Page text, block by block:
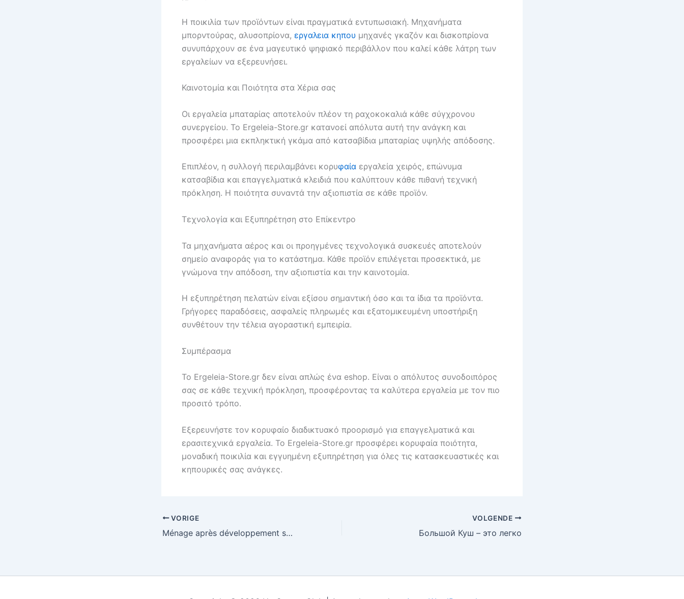
Η ποικιλία των προϊόντων είναι πραγματικά εντυπωσιακή. Μηχανήματα
μπορντούρας, αλυσοπρίονα, εργαλεια κηπου μηχανές γκαζόν και δισκοπρίονα
συνυπάρχουν σε ένα μαγευτικό ψηφιακό περιβάλλον που καλεί κάθε λάτρη των
εργαλείων να εξερευνήσει.
Καινοτομία και Ποιότητα στα Χέρια σας
Οι εργαλεία μπαταρίας αποτελούν πλέον τη ραχοκοκαλιά κάθε σύγχρονου
συνεργείου. Το Ergeleia-Store.gr κατανοεί απόλυτα αυτή την ανάγκη και
προσφέρει μια εκπληκτική γκάμα από κατσαβίδια μπαταρίας υψηλής απόδοσης.
Επιπλέον, η συλλογή περιλαμβάνει κορυφαία εργαλεία χειρός, επώνυμα
κατσαβίδια και επαγγελματικά κλειδιά που καλύπτουν κάθε πιθανή τεχνική
πρόκληση. Η ποιότητα συναντά την αξιοπιστία σε κάθε προϊόν.
Τεχνολογία και Εξυπηρέτηση στο Επίκεντρο
Τα μηχανήματα αέρος και οι προηγμένες τεχνολογικά συσκευές αποτελούν
σημείο αναφοράς για το κατάστημα. Κάθε προϊόν επιλέγεται προσεκτικά, με
γνώμονα την απόδοση, την αξιοπιστία και την καινοτομία.
Η εξυπηρέτηση πελατών είναι εξίσου σημαντική όσο και τα ίδια τα προϊόντα.
Γρήγορες παραδόσεις, ασφαλείς πληρωμές και εξατομικευμένη υποστήριξη
συνθέτουν την τέλεια αγοραστική εμπειρία.
Συμπέρασμα
Το Ergeleia-Store.gr δεν είναι απλώς ένα eshop. Είναι ο απόλυτος συνοδοιπόρος
σας σε κάθε τεχνική πρόκληση, προσφέροντας τα καλύτερα εργαλεία με τον πιο
προσιτό τρόπο.
Εξερευνήστε τον κορυφαίο διαδικτυακό προορισμό για επαγγελματικά και
ερασιτεχνικά εργαλεία. Το Ergeleia-Store.gr προσφέρει κορυφαία ποιότητα,
μοναδική ποικιλία και εγγυημένη εξυπηρέτηση για όλες τις κατασκευαστικές και
κηπουρικές σας ανάγκες.
VORIGE
Ménage après développement sur le Québec : Tout ce que vous devez savoir le chemin
VOLGENDE
Большой Куш – это легко